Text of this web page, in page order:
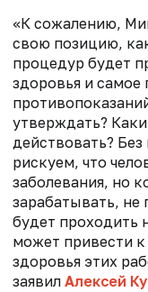
«К сожалению,
свою позицию,
процедур будет
здоровья и самое
утверждать?
действовать?
рискуем, что
заболевания, но
зарабатывать, не
будет проходить
может привести
здоровья этих
заявил Алексей